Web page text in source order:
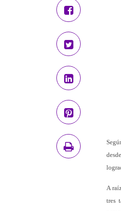
A
tres